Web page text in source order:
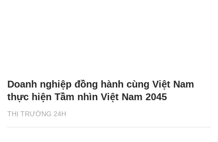
THỊ TRƯỜNG 24H
Doanh nghiệp đồng hành cùng Việt Nam
thực hiện Tầm nhìn Việt Nam 2045